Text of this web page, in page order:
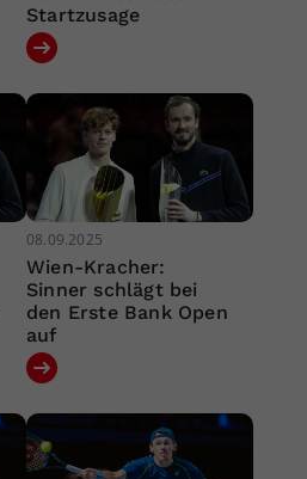
Startzusage
08.09.2025
Wien-Kracher:
Sinner schlägt bei
den Erste Bank Open
auf